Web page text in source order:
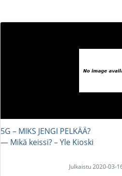
5G – MIKS JENGI PELKÄÄ?
― Mikä keissi? – Yle Kioski
Julkaistu 2020-03-